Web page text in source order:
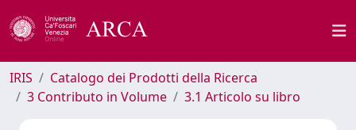
IRIS
Catalogo dei Prodotti della Ricerca
3 Contributo in Volume
3.1 Articolo su libro